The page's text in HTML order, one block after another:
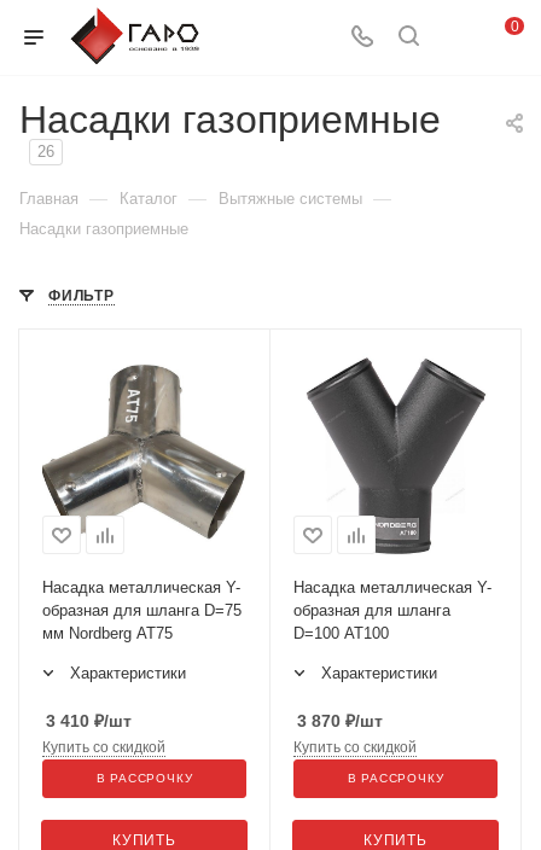
0
Насадки газоприемные
26
Главная — Каталог — Вытяжные системы —
Насадки газоприемные
ФИЛЬТР
Насадка металлическая Y-
образная для шланга D=75
мм Nordberg AT75
Характеристики
3 410 ₽/шт
КУПИТЬ
Купить со скидкой
В РАССРОЧКУ
Насадка металлическая Y-
образная для шланга
D=100 AT100
Характеристики
3 870 ₽/шт
КУПИТЬ
Купить со скидкой
В РАССРОЧКУ